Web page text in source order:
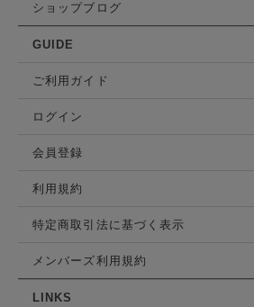
ショップブログ
GUIDE
ご利用ガイド
ログイン
会員登録
利用規約
特定商取引法に基づく表示
メンバーズ利用規約
LINKS